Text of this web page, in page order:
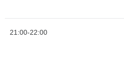
21:00-22:00